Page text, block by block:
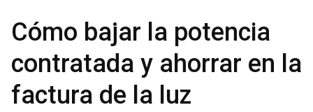
Cómo bajar la potencia
contratada y ahorrar en la
factura de la luz